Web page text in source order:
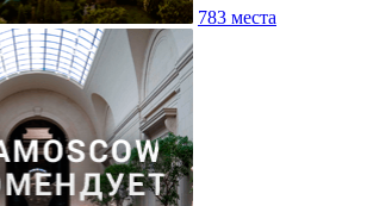
783 места